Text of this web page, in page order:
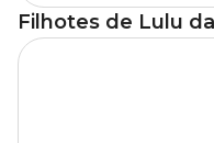
ou otites.
físicas. Confira!
dieta balanceada com
A vacinação é um cuidado
Filhotes de Lulu